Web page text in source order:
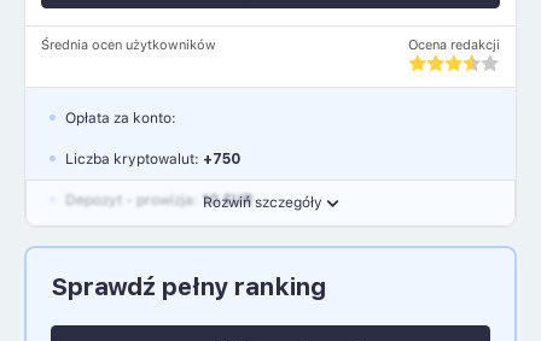
Średnia ocen użytkowników Ocena redakcji
Rozwiń szczegóły
Opłata za konto:
Liczba kryptowalut: +750
Depozyt - prowizja: 10 EUR
Język polski: NIE
Sprawdź pełny ranking